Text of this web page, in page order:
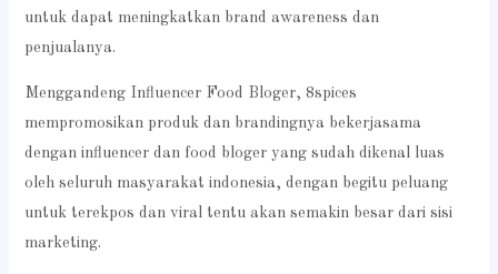
untuk dapat meningkatkan brand awareness dan
penjualanya.
Menggandeng Influencer Food Bloger, 8spices
mempromosikan produk dan brandingnya bekerjasama
dengan influencer dan food bloger yang sudah dikenal luas
oleh seluruh masyarakat indonesia, dengan begitu peluang
untuk terekpos dan viral tentu akan semakin besar dari sisi
marketing.